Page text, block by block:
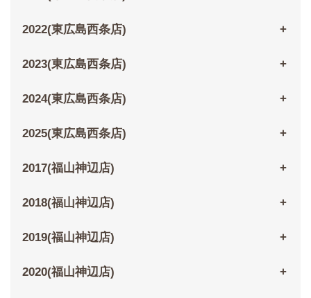
2022(東広島西条店)
2023(東広島西条店)
2024(東広島西条店)
2025(東広島西条店)
2017(福山神辺店)
2018(福山神辺店)
2019(福山神辺店)
2020(福山神辺店)